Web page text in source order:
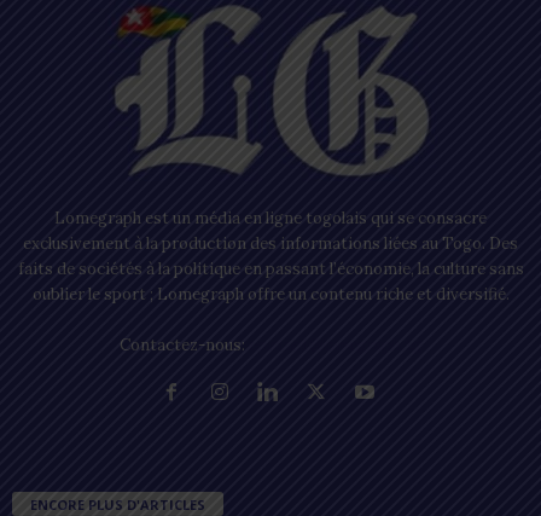
Lomegraph est un média en ligne togolais qui se consacre
exclusivement à la production des informations liées au Togo. Des
faits de sociétés à la politique en passant l’économie, la culture sans
oublier le sport ; Lomegraph offre un contenu riche et diversifié.
Contactez-nous:
ENCORE PLUS D'ARTICLES